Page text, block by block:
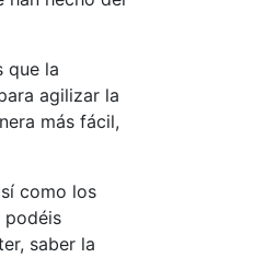
que la
agilizar la
más fácil,
como los
podéis
saber la